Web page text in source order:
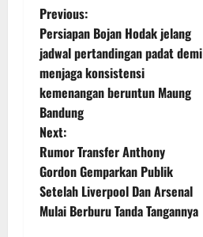
P
o
s
t
n
a
v
Previous:
Persiapan Bojan Hodak jelang
jadwal pertandingan padat demi
menjaga konsistensi
kemenangan beruntun Maung
Bandung
Next:
Rumor Transfer Anthony
Gordon Gemparkan Publik
Setelah Liverpool Dan Arsenal
Mulai Berburu Tanda Tangannya